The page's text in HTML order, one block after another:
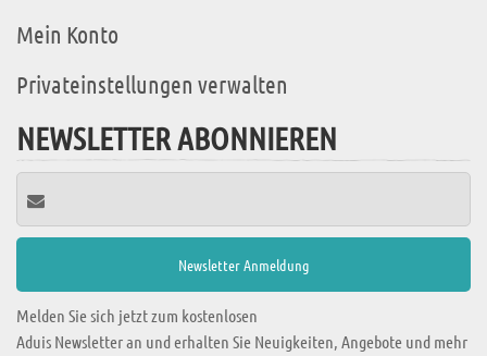
Mein Konto
Privateinstellungen verwalten
NEWSLETTER ABONNIEREN
Melden Sie sich jetzt zum kostenlosen
Aduis Newsletter an und erhalten Sie Neuigkeiten, Angebote und mehr